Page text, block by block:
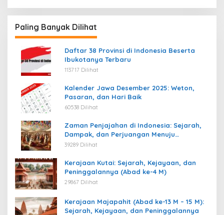
Paling Banyak Dilihat
Daftar 38 Provinsi di Indonesia Beserta
Ibukotanya Terbaru
113717 Dilihat
Kalender Jawa Desember 2025: Weton,
Pasaran, dan Hari Baik
60538 Dilihat
Zaman Penjajahan di Indonesia: Sejarah,
Dampak, dan Perjuangan Menuju
Kemerdekaan
39289 Dilihat
Kerajaan Kutai: Sejarah, Kejayaan, dan
Peninggalannya (Abad ke-4 M)
29867 Dilihat
Kerajaan Majapahit (Abad ke-13 M – 15 M):
Sejarah, Kejayaan, dan Peninggalannya